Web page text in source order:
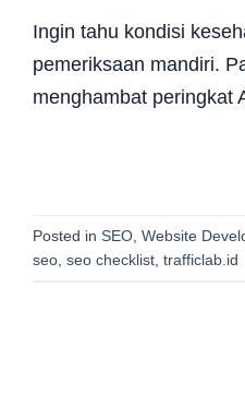
Ingin tahu kondisi
pemeriksaan mandiri.
menghambat peringkat
Posted in SEO Website
seo seo checklist trafficlab.id